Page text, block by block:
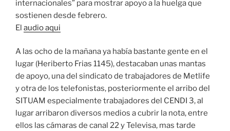
internacionales” para mostrar apoyo a la huelga que
sostienen desde febrero.
El audio aqui
A las ocho de la mañana ya había bastante gente en el
lugar (Heriberto Frias 1145), destacaban unas mantas
de apoyo, una del sindicato de trabajadores de Metlife
y otra de los telefonistas, posteriormente el arribo del
SITUAM especialmente trabajadores del CENDI 3, al
lugar arribaron diversos medios a cubrir la nota, entre
ellos las cámaras de canal 22 y Televisa, mas tarde